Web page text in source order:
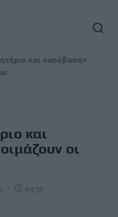
και «απόβαση»
και
οι
09:37